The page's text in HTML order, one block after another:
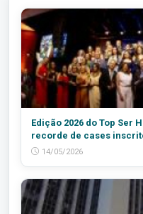
Edição 2026 do Top Ser
recorde de cases
14/05/2026